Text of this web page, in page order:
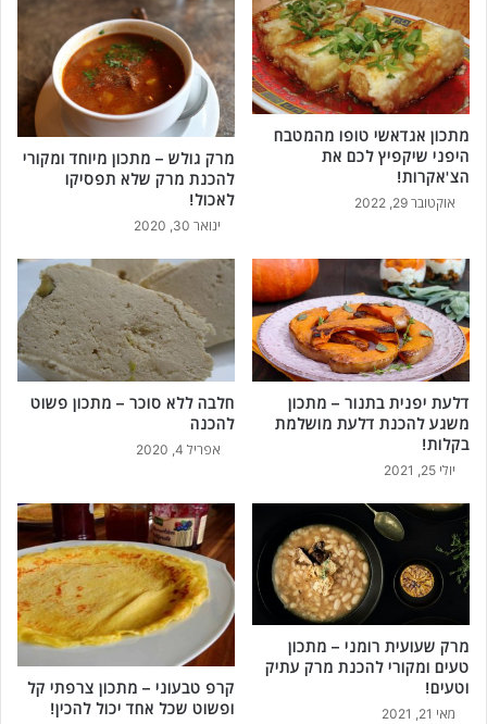
!
מתכון אגדאשי טופו מהמטבח
היפני שיקפיץ לכם את
הצ'אקרות!
אוקטובר 29, 2022
מרק גולש – מתכון מיוחד ומקורי
להכנת מרק שלא תפסיקו
לאכול!
ינואר 30, 2020
דלעת יפנית בתנור – מתכון
משגע להכנת דלעת מושלמת
בקלות!
יולי 25, 2021
חלבה ללא סוכר – מתכון פשוט
להכנה
אפריל 4, 2020
מרק שעועית רומני – מתכון
טעים ומקורי להכנת מרק עתיק
וטעים!
מאי 21, 2021
קרפ טבעוני – מתכון צרפתי קל
ופשוט שכל אחד יכול להכין!